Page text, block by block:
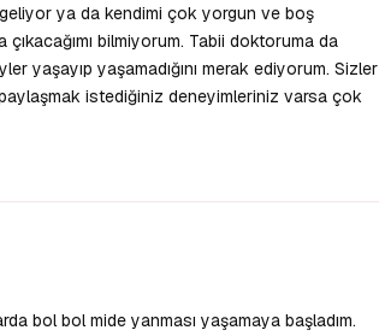
ya da kendimi çok yorgun ve boş
bilmiyorum. Tabii doktoruma da
yaşayıp yaşamadığını merak ediyorum. Sizler
istediğiniz deneyimleriniz varsa çok
bol bol mide yanması yaşamaya başladım.